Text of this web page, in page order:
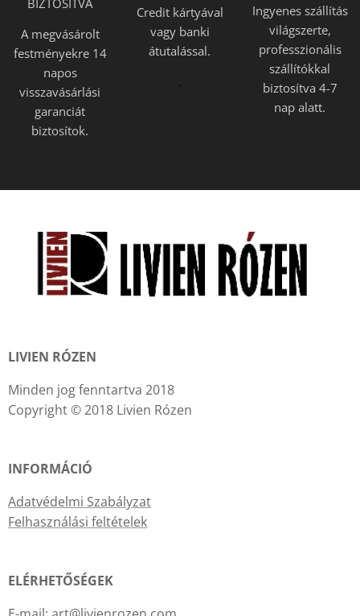
A megvásárolt
festményekre 14
napos
visszavásárlási
garanciát
biztosítok.
Credit kártyával
vagy banki
átutalással.
Ingyenes szállítás
világszerte,
professzionális
szállítókkal
biztosítva 4-7
nap alatt.
LIVIEN RÓZEN
Minden jog fenntartva 2018
Copyright © 2018 Livien Rózen
INFORMÁCIÓ
Adatvédelmi Szabályzat
Felhasználási feltételek
ELÉRHETŐSÉGEK